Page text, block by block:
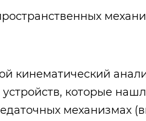
кинематический
которые
механизмах